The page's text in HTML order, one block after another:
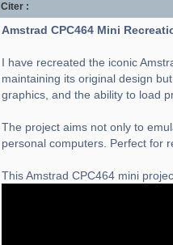
Citer :
Amstrad CPC464 Mini
I have recreated the iconic
maintaining its original design
graphics, and the ability to load
The project aims not only to
personal computers. Perfect for
This Amstrad CPC464 mini